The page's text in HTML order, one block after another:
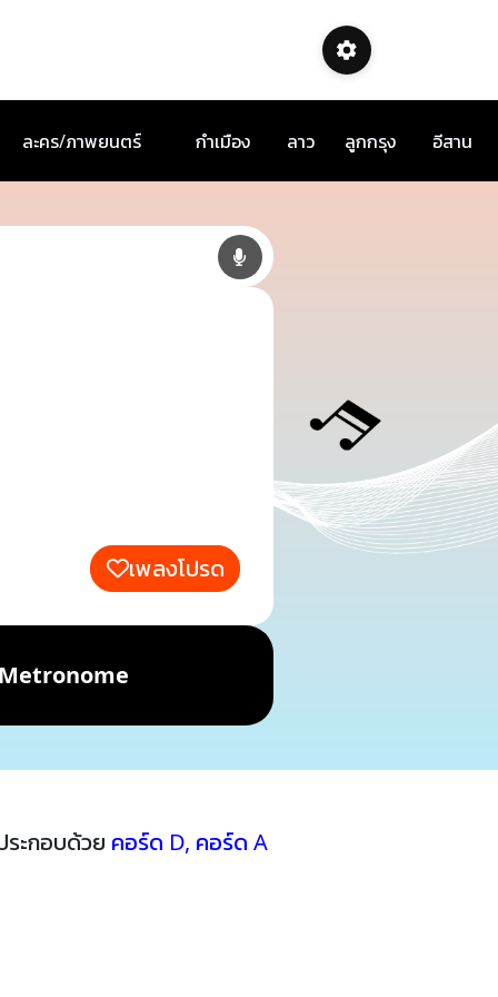
ละคร/ภาพยนตร์ กำเมือง ลาว ลูกกรุง อีสาน
เพลงโปรด
ระกอบด้วย คอร์ด D, คอร์ด A